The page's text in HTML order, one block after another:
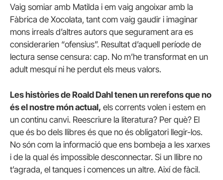
Vaig somiar amb Matilda i em vaig angoixar amb la
Fàbrica de Xocolata, tant com vaig gaudir i imaginar
mons irreals d’altres autors que segurament ara es
considerarien “ofensius”. Resultat d’aquell període de
lectura sense censura: cap. No m’he transformat en un
adult mesquí ni he perdut els meus valors.
Les històries de Roald Dahl tenen un rerefons que no
és el nostre món actual, els corrents volen i estem en
un continu canvi. Reescriure la literatura? Per què? El
que és bo dels llibres és que no és obligatori llegir-los.
No són com la informació que ens bombeja a les xarxes
i de la qual és impossible desconnectar. Si un llibre no
t’agrada, el tanques i comences un altre. Així de fàcil.